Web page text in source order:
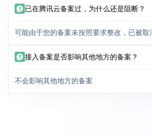
已在腾讯云备案过，为什么还是阻断？
可能由于您的备案未按照要求整改，已被取
接入备案是否影响其他地方的备案？
不会影响其他地方的备案